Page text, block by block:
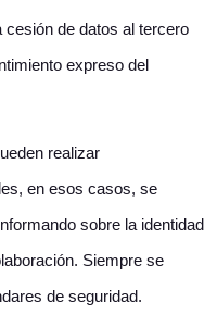
de datos al tercero
expreso del
realizar
en esos casos, se
sobre la identidad
Siempre se
de seguridad.